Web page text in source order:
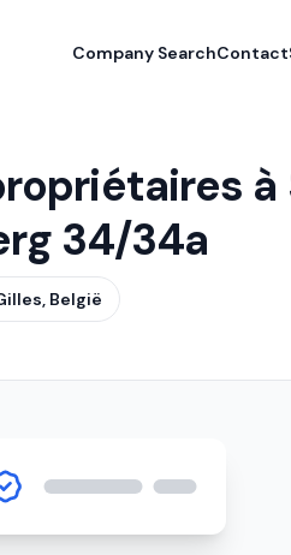
Company SearchContact
34/34a
België